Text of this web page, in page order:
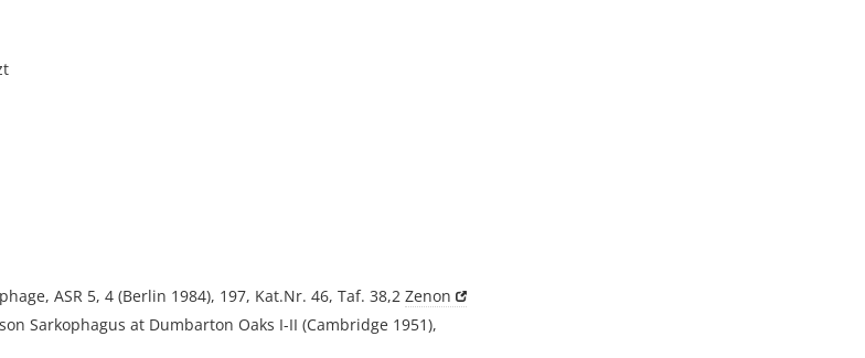
ASR 5, 4 (Berlin 1984), 197, Kat.Nr. 46, Taf. 38,2 Zenon
Sarkophagus at Dumbarton Oaks I-II (Cambridge 1951),